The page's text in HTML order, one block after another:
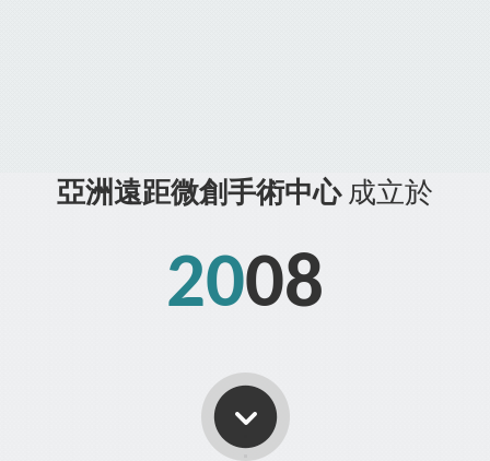
亞洲遠距微創手術中心成立於
2008